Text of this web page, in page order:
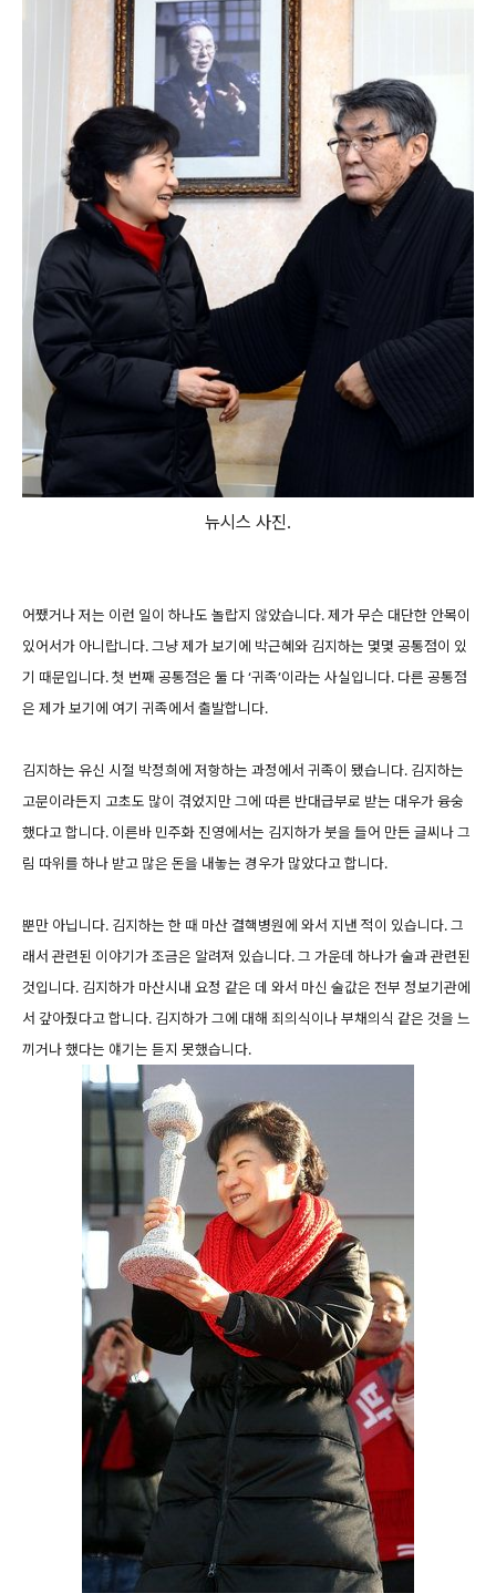
뉴시스 사진.
어쨌거나 저는 이런 일이 하나도 놀랍지 않았습니다. 제가 무슨 대단한 안목이
있어서가 아니랍니다. 그냥 제가 보기에 박근혜와 김지하는 몇몇 공통점이 있
기 때문입니다. 첫 번째 공통점은 둘 다 ‘귀족’이라는 사실입니다. 다른 공통점
은 제가 보기에 여기 귀족에서 출발합니다.
김지하는 유신 시절 박정희에 저항하는 과정에서 귀족이 됐습니다. 김지하는
고문이라든지 고초도 많이 겪었지만 그에 따른 반대급부로 받는 대우가 융숭
했다고 합니다. 이른바 민주화 진영에서는 김지하가 붓을 들어 만든 글씨나 그
림 따위를 하나 받고 많은 돈을 내놓는 경우가 많았다고 합니다.
뿐만 아닙니다. 김지하는 한 때 마산 결핵병원에 와서 지낸 적이 있습니다. 그
래서 관련된 이야기가 조금은 알려져 있습니다. 그 가운데 하나가 술과 관련된
것입니다. 김지하가 마산시내 요정 같은 데 와서 마신 술값은 전부 정보기관에
서 갚아줬다고 합니다. 김지하가 그에 대해 죄의식이나 부채의식 같은 것을 느
끼거나 했다는 얘기는 듣지 못했습니다.